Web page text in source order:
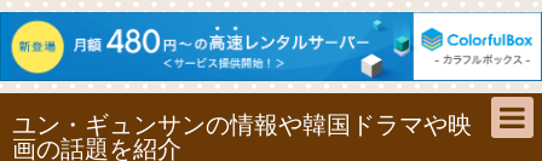
ユン・ギュンサンの情報や韓国ドラマや映
画の話題を紹介